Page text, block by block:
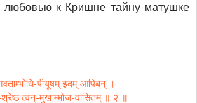
к Кришне тайну матушке
पीयूषम् इदम् आपिबन् ।
श्रेष्ठ त्वन्-मुखाम्भोज-वासितम् ॥ २ ॥